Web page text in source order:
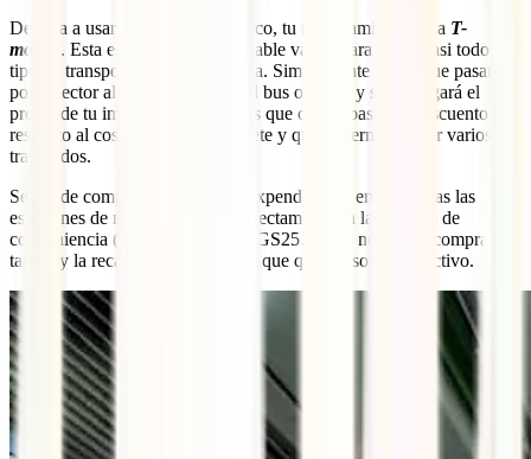
De cara a usar el transporte público, tu mejor amiga será la T-
money . Esta es una tarjeta recargable válida para coger casi todo
tipo de transportes por todo Corea. Simplemente tienes que pasarla
por el lector al entrar y al salir del bus o metro y se te cargará el
precio de tu importe. Lo bueno es que ofrece bastante descuento con
respecto al coste habitual del billete y que te permite hacer varios
trasbordos.
Se puede comprar en máquinas expendedoras en casi todas las
estaciones de metro y también directamente en las tiendas de
conveniencia (7-ELEVEN, CU, GS25…). Es necesario comprar la
tarjeta y la recarga con el importe que quieras solo en efectivo.